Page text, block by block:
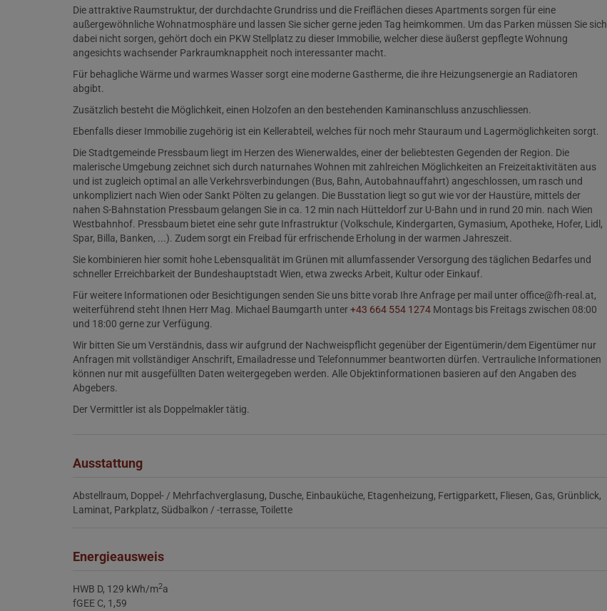
Die attraktive Raumstruktur, der durchdachte Grundriss und die Freiflächen dieses Apartments sorgen für eine
außergewöhnliche Wohnatmosphäre und lassen Sie sicher gerne jeden Tag heimkommen. Um das Parken müssen Sie sich
dabei nicht sorgen, gehört doch ein PKW Stellplatz zu dieser Immobilie, welcher diese äußerst gepflegte Wohnung
angesichts wachsender Parkraumknappheit noch interessanter macht.
Für behagliche Wärme und warmes Wasser sorgt eine moderne Gastherme, die ihre Heizungsenergie an Radiatoren
abgibt.
Zusätzlich besteht die Möglichkeit, einen Holzofen an den bestehenden Kaminanschluss anzuschliessen.
Ebenfalls dieser Immobilie zugehörig ist ein Kellerabteil, welches für noch mehr Stauraum und Lagermöglichkeiten sorgt.
Die Stadtgemeinde Pressbaum liegt im Herzen des Wienerwaldes, einer der beliebtesten Gegenden der Region. Die
malerische Umgebung zeichnet sich durch naturnahes Wohnen mit zahlreichen Möglichkeiten an Freizeitaktivitäten aus
und ist zugleich optimal an alle Verkehrsverbindungen (Bus, Bahn, Autobahnauffahrt) angeschlossen, um rasch und
unkompliziert nach Wien oder Sankt Pölten zu gelangen. Die Busstation liegt so gut wie vor der Haustüre, mittels der
nahen S-Bahnstation Pressbaum gelangen Sie in ca. 12 min nach Hütteldorf zur U-Bahn und in rund 20 min. nach Wien
Westbahnhof. Pressbaum bietet eine sehr gute Infrastruktur (Volkschule, Kindergarten, Gymasium, Apotheke, Hofer, Lidl,
Spar, Billa, Banken, ...). Zudem sorgt ein Freibad für erfrischende Erholung in der warmen Jahreszeit.
Sie kombinieren hier somit hohe Lebensqualität im Grünen mit allumfassender Versorgung des täglichen Bedarfes und
schneller Erreichbarkeit der Bundeshauptstadt Wien, etwa zwecks Arbeit, Kultur oder Einkauf.
Für weitere Informationen oder Besichtigungen senden Sie uns bitte vorab Ihre Anfrage per mail unter office@fh-real.at,
weiterführend steht Ihnen Herr Mag. Michael Baumgarth unter+43 664 554 1274 Montags bis Freitags zwischen 08:00
und 18:00 gerne zur Verfügung.
Wir bitten Sie um Verständnis, dass wir aufgrund der Nachweispflicht gegenüber der Eigentümerin/dem Eigentümer nur
Anfragen mit vollständiger Anschrift, Emailadresse und Telefonnummer beantworten dürfen. Vertrauliche Informationen
können nur mit ausgefüllten Daten weitergegeben werden. Alle Objektinformationen basieren auf den Angaben des
Abgebers.
Der Vermittler ist als Doppelmakler tätig.
Ausstattung
Abstellraum Doppel- / Mehrfachverglasung Dusche Einbauküche Etagenheizung Fertigparkett Fliesen Gas Grünblick
Laminat Parkplatz Südbalkon / -terrasse Toilette
Energieausweis
HWB D, 129 kWh/m2a
fGEE C, 1,59